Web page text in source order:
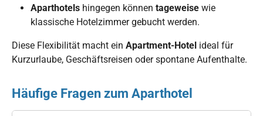
Aparthotels hingegen können tageweise wie
klassische Hotelzimmer gebucht werden.
Diese Flexibilität macht ein Apartment-Hotel ideal für
Kurzurlaube, Geschäftsreisen oder spontane Aufenthalte.
Häufige Fragen zum Aparthotel